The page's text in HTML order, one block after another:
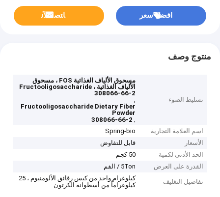
افضل سعر ﺎﺘﺼﻟ ﺍﻶﻧ
منتوج وصف
تسليط الضوء
مسحوق الألياف الغذائية FOS ، مسحوق
الألياف الغذائية Fructooligosaccharide ،
308066-66-2
,
Fructooligosaccharide Dietary Fiber
Powder
,
308066-66-2
اسم العلامة التجارية
Spring-bio
الأسعار
قابل للتفاوض
الحد الأدنى لكمية
50 كجم
القدرة على العرض
5Ton / الفم
تفاصيل التغليف
كيلوغرام واحد من كيس رقائق الألومنيوم ، 25
كيلوغراماً من أسطوانة الكرتون